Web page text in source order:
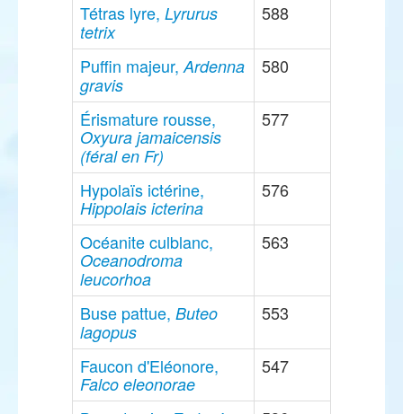
Tétras lyre, Lyrurus
tetrix
588
Puffin majeur,Ardenna
gravis
580
Érismature rousse,
Oxyura jamaicensis
(féral en Fr)
577
Hypolaïs ictérine,
Hippolais icterina
576
Océanite culblanc,
Oceanodroma
leucorhoa
563
Buse pattue, Buteo
lagopus
553
Faucon d'Eléonore,
Falco eleonorae
547